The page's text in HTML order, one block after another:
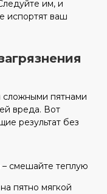
им, и
испортят ваш
сложными пятнами
вреда. Вот
результат без
смешайте теплую
пятно мягкой